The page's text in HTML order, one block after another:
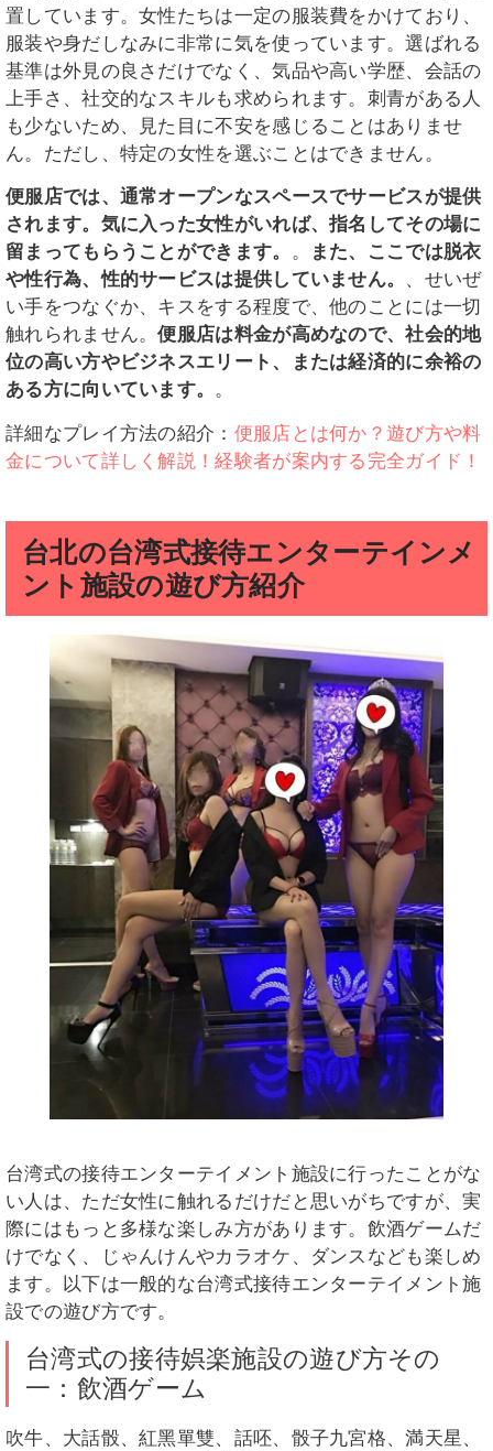
置しています。女性たちは一定の服装費をかけており、
服装や身だしなみに非常に気を使っています。選ばれる
基準は外見の良さだけでなく、気品や高い学歴、会話の
上手さ、社交的なスキルも求められます。刺青がある人
も少ないため、見た目に不安を感じることはありませ
ん。ただし、特定の女性を選ぶことはできません。
便服店では、通常オープンなスペースでサービスが提供
されます。気に入った女性がいれば、指名してその場に
留まってもらうことができます。 。
また、ここでは脱衣
や性行為、性的サービスは提供していません。 、せいぜ
い手をつなぐか、キスをする程度で、他のことには一切
触れられません。便服店は料金が高めなので、社会的地
位の高い方やビジネスエリート、または経済的に余裕の
ある方に向いています。 。
詳細なプレイ方法の紹介： 便服店とは何か？遊び方や料
金について詳しく解説！経験者が案内する完全ガイド！
台北の台湾式接待エンターテインメ
ント施設の遊び方紹介
台湾式の接待エンターテイメント施設に行ったことがな
い人は、ただ女性に触れるだけだと思いがちですが、実
際にはもっと多様な楽しみ方があります。飲酒ゲームだ
けでなく、じゃんけんやカラオケ、ダンスなども楽しめ
ます。以下は一般的な台湾式接待エンターテイメント施
設での遊び方です。
台湾式の接待娯楽施設の遊び方その
一：飲酒ゲーム
吹牛、大話骰、紅黑單雙、話呸、骰子九宮格、満天星、